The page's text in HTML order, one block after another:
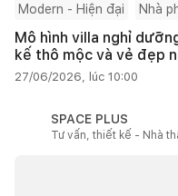
Modern - Hiện đại Nhà
Mô hình villa nghỉ
kế thô mộc và vẻ đẹp
27/06/2026, lúc 10:00
SPACE PLUS
Tư vấn, thiết kế - Nhà